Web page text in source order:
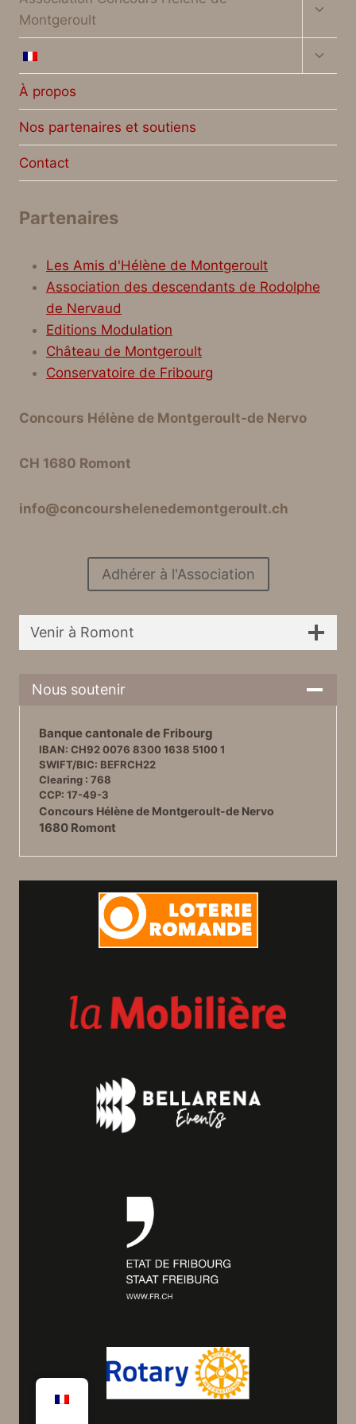
Montgeroult
le
le
À propos
Nos partenaires et soutiens
Contact
Partenaires
Les Amis d'Hélène de Montgeroult
Association des descendants de Rodolphe
de Nervaud
Editions Modulation
Château de Montgeroult
Conservatoire de Fribourg
Concours Hélène de Montgeroult-de Nervo
CH 1680 Romont
info@concourshelenedemontgeroult.ch
Adhérer à l'Association
Venir à Romont
Nous soutenir
Banque cantonale de Fribourg
IBAN: CH92 0076 8300 1638 5100 1
SWIFT/BIC: BEFRCH22
Clearing : 768
CCP: 17-49-3
Concours Hélène de Montgeroult-de Nervo
1680 Romont